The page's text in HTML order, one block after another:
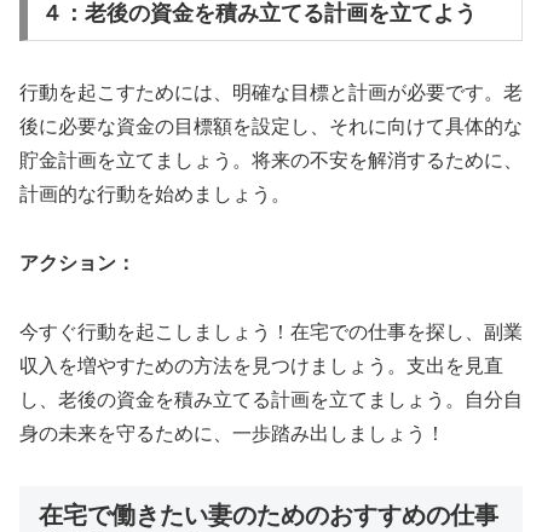
４：老後の資金を積み立てる計画を立てよう
行動を起こすためには、明確な目標と計画が必要です。老
後に必要な資金の目標額を設定し、それに向けて具体的な
貯金計画を立てましょう。将来の不安を解消するために、
計画的な行動を始めましょう。
アクション：
今すぐ行動を起こしましょう！在宅での仕事を探し、副業
収入を増やすための方法を見つけましょう。支出を見直
し、老後の資金を積み立てる計画を立てましょう。自分自
身の未来を守るために、一歩踏み出しましょう！
在宅で働きたい妻のためのおすすめの仕事